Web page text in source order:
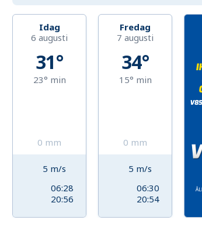
Idag
6 augusti
31°
23° min
0 mm
5 m/s
06:28
20:56
Fredag
7 augusti
34°
15° min
0 mm
5 m/s
06:30
20:54